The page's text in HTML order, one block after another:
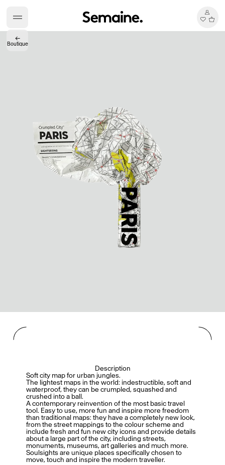
←
Boutique
Description
Soft city map for urban jungles.
The lightest maps in the world: indestructible, soft and
waterproof, they can be crumpled, squashed and
crushed into a ball.
A contemporary reinvention of the most basic travel
tool. Easy to use, more fun and inspire more freedom
than traditional maps: they have a completely new look,
from the street mappings to the colour scheme and
include fresh and fun new city icons and provide details
about a large part of the city, including streets,
monuments, museums, art galleries and much more.
Soulsights are unique places specifically chosen to
move, touch and inspire the modern traveller.